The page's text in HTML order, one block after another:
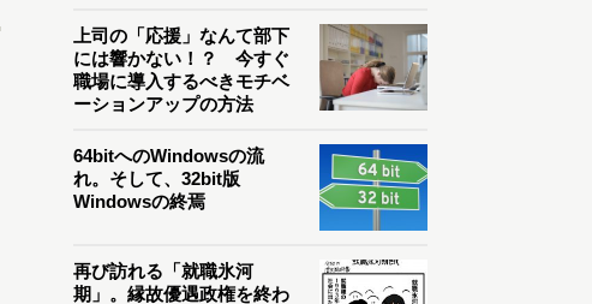
上司の「応援」なんて部下
には響かない！？ 今すぐ
職場に導入するべきモチベ
ーションアップの方法
64bitへのWindowsの流
れ。そして、32bit版
Windowsの終焉
再び訪れる「就職氷河
期」。縁故優遇政権を終わ